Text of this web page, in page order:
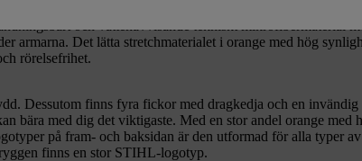
jackan är lämplig för skogsarbete i sommartemperaturer
och vattenavvisande tekniskt mikrofibermaterial
armarna. Det lätta stretchmaterialet i orange med hög
rörelsefrihet.
Dessutom finns fyra fickor med dragkedja och en invändig
bära med dig det viktigaste. Med en stor andel orange med
på fram- och baksidan är den utformad för alla typer av
finns en stor STIHL-logotyp.